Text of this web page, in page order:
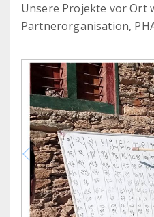
Unsere Projekte vor Ort
Partnerorganisation,